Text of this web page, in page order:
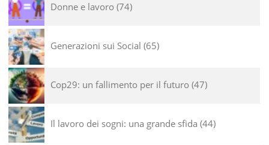
Donne e lavoro 74
Generazioni sui Social 65
Cop29: un fallimento per il futuro 47
Il lavoro dei sogni: una grande sfida 44